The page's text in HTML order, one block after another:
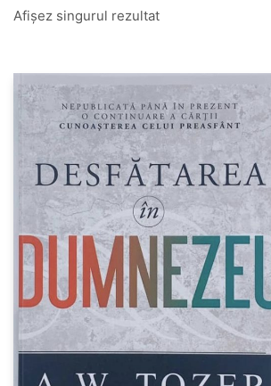
Afișez singurul rezultat